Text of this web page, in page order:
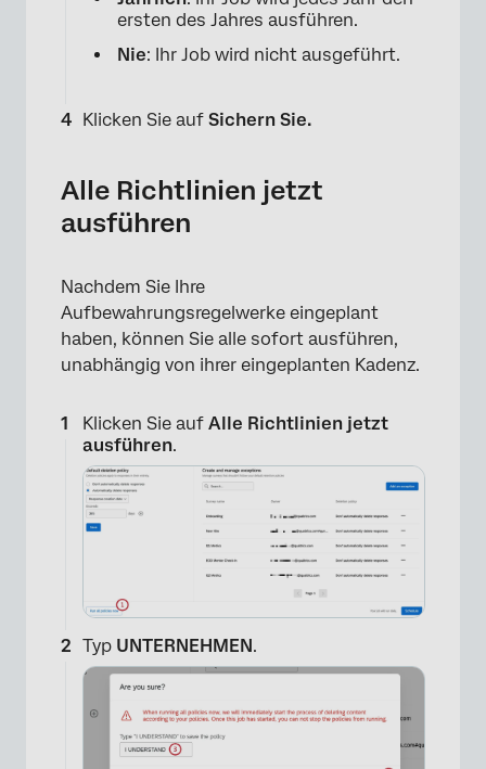
×
ersten des Jahres ausführen.
Nie: Ihr Job wird nicht ausgeführt.
Klicken Sie auf Sichern Sie.
Alle Richtlinien jetzt
ausführen
Nachdem Sie Ihre
Aufbewahrungsregelwerke eingeplant
haben, können Sie alle sofort ausführen,
unabhängig von ihrer eingeplanten Kadenz.
Klicken Sie auf Alle Richtlinien jetzt
ausführen.
Typ UNTERNEHMEN.